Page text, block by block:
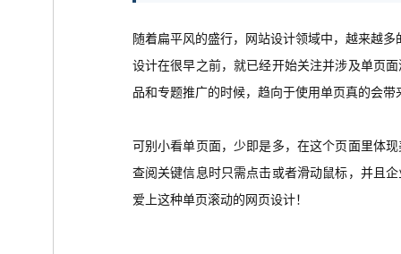
随着扁平风的盛行，网站设计领域中，越来越
设计在很早之前，就已经开始关注并涉及单页
品和专题推广的时候，趋向于使用单页真的会带
可别小看单页面，少即是多，在这个页面里体
查阅关键信息时只需点击或者滑动鼠标，并且
爱上这种单页滚动的网页设计！